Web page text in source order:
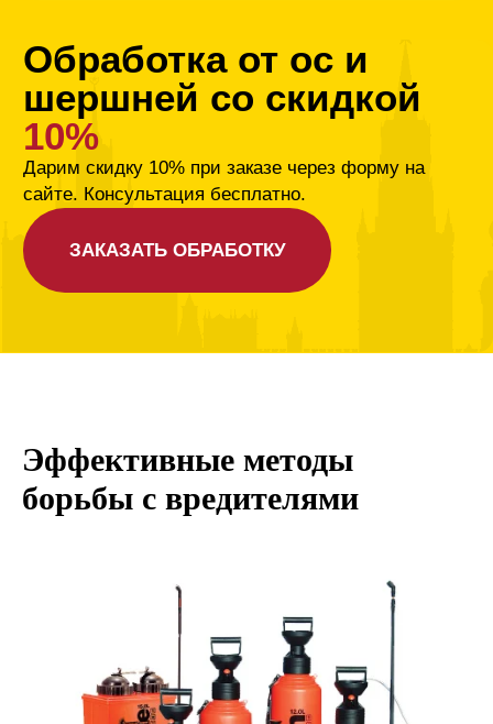
Эффективные методы
борьбы с вредителями